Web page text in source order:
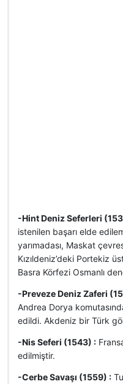
-Hint Deniz Seferleri
istenilen başarı elde
yarımadası, Maskat
Kızıldeniz’deki Portekiz
Basra Körfezi Osmanlı
-Preveze Deniz Zaferi
Andrea Dorya
edildi. Akdeniz bir Türk
-Nis Seferi (1543) :
edilmiştir.
-Cerbe Savaşı (1559) :